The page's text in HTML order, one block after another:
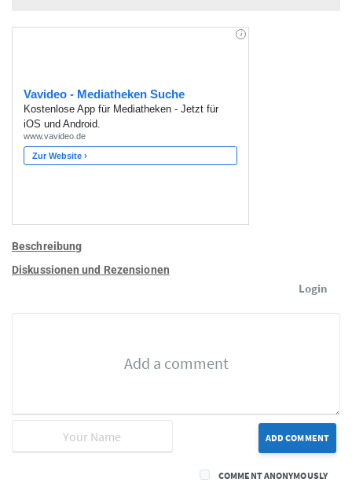
Beschreibung
Diskussionen und Rezensionen
Login
ADD COMMENT
COMMENT ANONYMOUSLY